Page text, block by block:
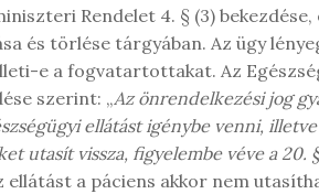
Rendelet 4. § (3) bekezdése,
és törlése tárgyában. Az ügy
e a fogvatartottakat. Az
szerint: „Az önrendelkezési jog
ellátást igénybe venni,
utasít vissza, figyelembe véve a
a páciens akkor nem